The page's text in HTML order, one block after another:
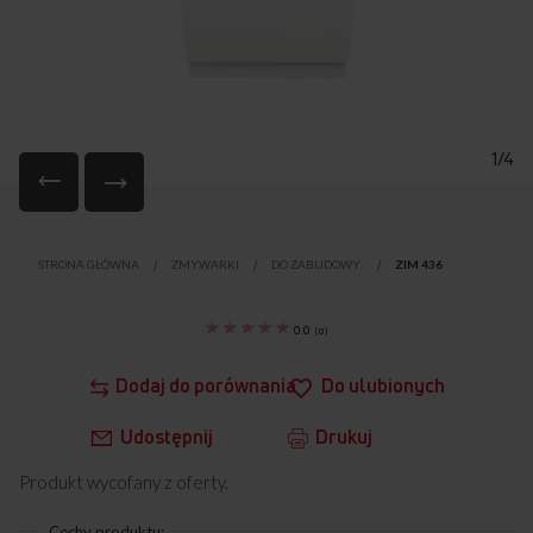
1/4
początek
STRONA GŁÓWNA ZMYWARKI DO ZABUDOWY ZIM 436
Dodaj do porównania Do ulubionych
Udostępnij Drukuj
0.0 (0)
Produkt wycofany z oferty.